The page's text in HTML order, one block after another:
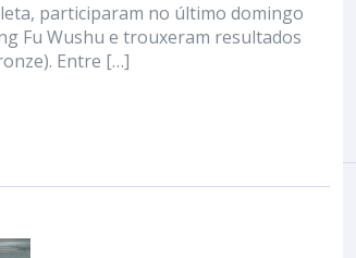
participaram no último domingo
Fu Wushu e trouxeram resultados
Entre […]